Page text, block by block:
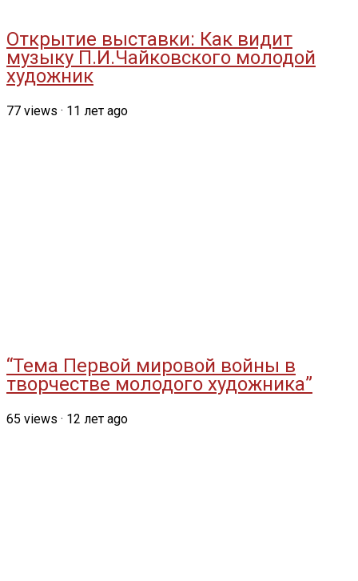
Открытие выставки: Как видит
музыку П.И.Чайковского молодой
художник
77 views · 11 лет ago
“Тема Первой мировой войны в
творчестве молодого художника”
65 views · 12 лет ago